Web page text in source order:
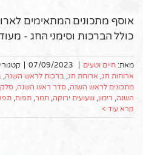
אוסף מתכונים המתאימים
כולל הברכות וסימני החג -
מאת: חיים וטעים |
07/09/2023
|
ארוחות חג ארוחת חג ברכות לראש השנה
מתכונים לראש השנה סדר ראש השנה סלק
השנה רימון שעועית ירוקה תמר תפוח
קרא עוד >